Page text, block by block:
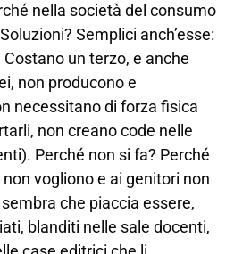
nella società del consumo
Semplici anch’esse:
un terzo, e anche
non producono e
necessitano di forza fisica
non creano code nelle
Perché non si fa? Perché
vogliono e ai genitori non
che piaccia essere,
blanditi nelle sale docenti,